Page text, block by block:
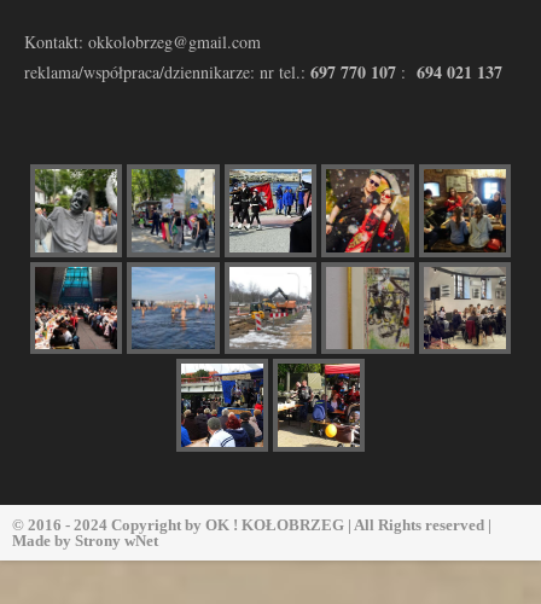
Kontakt: okkolobrzeg@gmail.com
reklama/współpraca/dziennikarze: nr tel.: 697 770 107 : 694 021 137
© 2016 - 2024 Copyright by OK ! KOŁOBRZEG | All Rights reserved |
Made by Strony wNet